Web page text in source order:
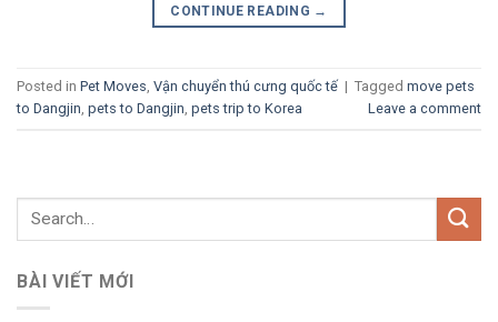
CONTINUE READING →
Posted in Pet Moves, Vận chuyển thú cưng quốc tế | Tagged move pets
to Dangjin, pets to Dangjin, pets trip to Korea Leave a comment
BÀI VIẾT MỚI